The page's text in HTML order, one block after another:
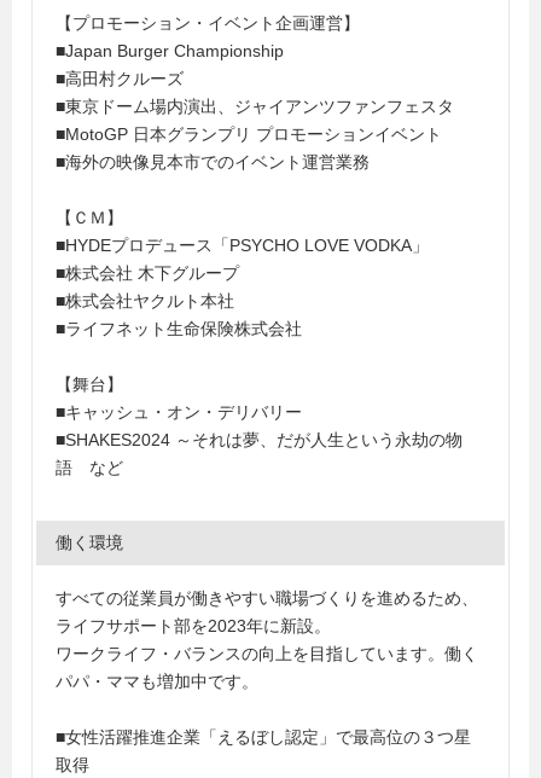
【プロモーション・イベント企画運営】
■Japan Burger Championship
■高田村クルーズ
■東京ドーム場内演出、ジャイアンツファンフェスタ
■MotoGP 日本グランプリ プロモーションイベント
■海外の映像見本市でのイベント運営業務
【ＣＭ】
■HYDEプロデュース「PSYCHO LOVE VODKA」
■株式会社 木下グループ
■株式会社ヤクルト本社
■ライフネット生命保険株式会社
【舞台】
■キャッシュ・オン・デリバリー
■SHAKES2024 ～それは夢、だが人生という永劫の物
語 など
働く環境
すべての従業員が働きやすい職場づくりを進めるため、
ライフサポート部を2023年に新設。
ワークライフ・バランスの向上を目指しています。働く
パパ・ママも増加中です。
■女性活躍推進企業「えるぼし認定」で最高位の３つ星
取得